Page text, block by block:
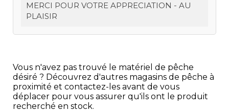
MERCI POUR VOTRE APPRECIATION - AU
PLAISIR
Vous n'avez pas trouvé le matériel de pêche
désiré ? Découvrez d'autres magasins de pêche à
proximité et contactez-les avant de vous
déplacer pour vous assurer qu'ils ont le produit
recherché en stock.